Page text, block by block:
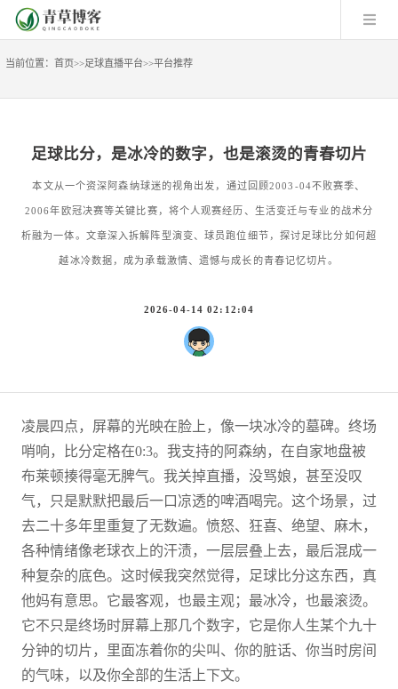
当前位置： 首页>>足球直播平台>>平台推荐
足球比分，是冰冷的数字，也是滚烫的青春切片
本文从一个资深阿森纳球迷的视角出发，通过回顾2003-04不败赛季、
2006年欧冠决赛等关键比赛，将个人观赛经历、生活变迁与专业的战术分
析融为一体。文章深入拆解阵型演变、球员跑位细节，探讨足球比分如何超
越冰冷数据，成为承载激情、遗憾与成长的青春记忆切片。
2026-04-14 02:12:04
凌晨四点，屏幕的光映在脸上，像一块冰冷的墓碑。终场
哨响，比分定格在0:3。我支持的阿森纳，在自家地盘被
布莱顿揍得毫无脾气。我关掉直播，没骂娘，甚至没叹
气，只是默默把最后一口凉透的啤酒喝完。这个场景，过
去二十多年里重复了无数遍。愤怒、狂喜、绝望、麻木，
各种情绪像老球衣上的汗渍，一层层叠上去，最后混成一
种复杂的底色。这时候我突然觉得，足球比分这东西，真
他妈有意思。它最客观，也最主观；最冰冷，也最滚烫。
它不只是终场时屏幕上那几个数字，它是你人生某个九十
分钟的切片，里面冻着你的尖叫、你的脏话、你当时房间
的气味，以及你全部的生活上下文。